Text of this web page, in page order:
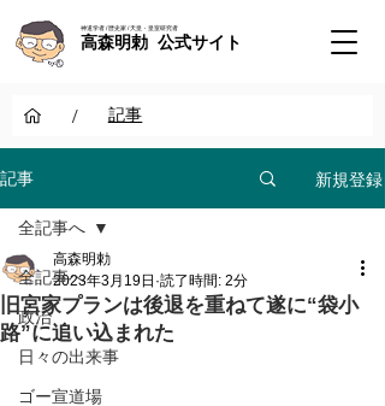
神道学者 / 歴史家 / 天皇・皇室研究者
高森明勅 公式サイト
/ 記事
記事 新規登録
全記事へ
政治
日々の出来事
ゴー宣道場
全記事へ
旧宮家プランは後退を重ねて遂に“袋小
路”に追い込まれた
高森明勅
2023年3月19日 読了時間: 2分